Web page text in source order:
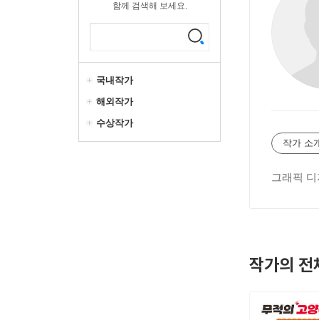
함께 검색해 보세요.
국내작가
해외작가
수상작가
작가 소
그래픽
작가의 전